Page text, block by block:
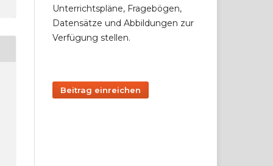
Unterrichtspläne, Fragebögen,
Datensätze und Abbildungen zur
Verfügung stellen.
Beitrag einreichen